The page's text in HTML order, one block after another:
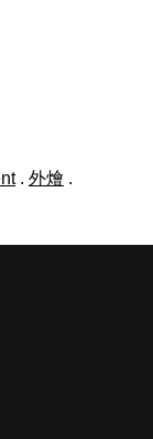
. 外燴 .